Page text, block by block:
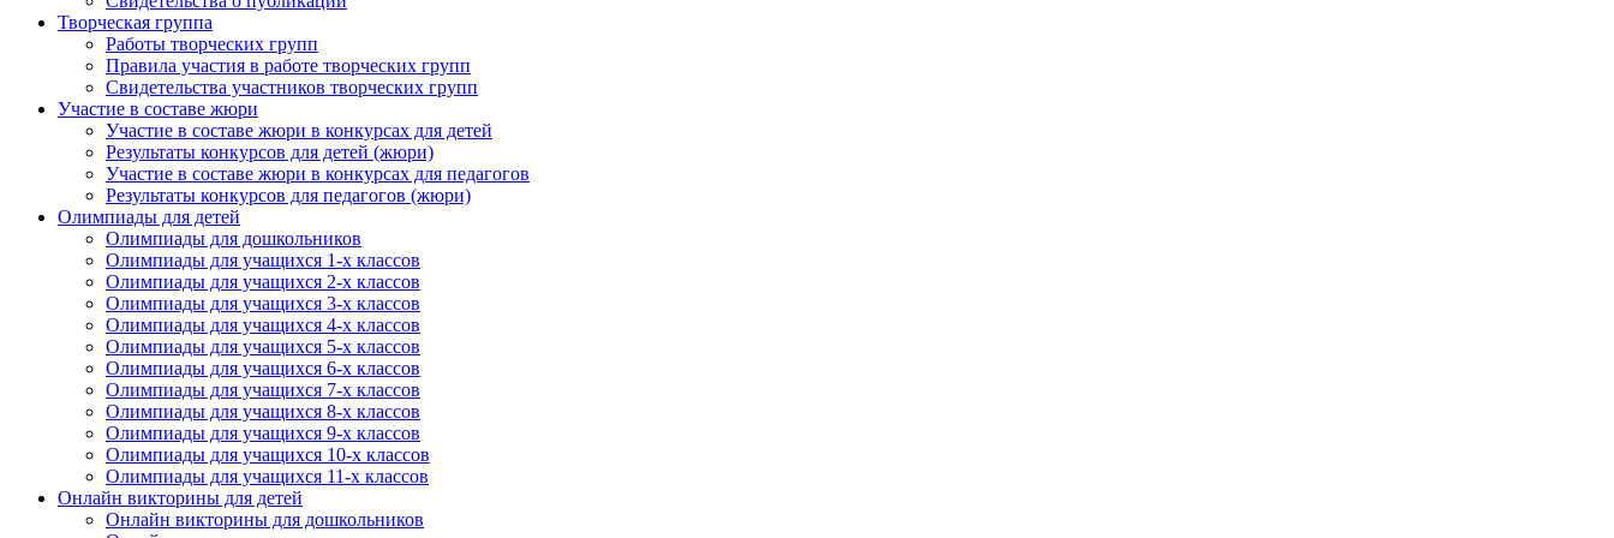
Творческая группа
Работы творческих групп
Правила участия в работе творческих групп
Свидетельства участников творческих групп
Участие в составе жюри
Участие в составе жюри в конкурсах для детей
Результаты конкурсов для детей (жюри)
Участие в составе жюри в конкурсах для педагогов
Результаты конкурсов для педагогов (жюри)
Олимпиады для детей
Олимпиады для дошкольников
Олимпиады для учащихся 1-х классов
Олимпиады для учащихся 2-х классов
Олимпиады для учащихся 3-х классов
Олимпиады для учащихся 4-х классов
Олимпиады для учащихся 5-х классов
Олимпиады для учащихся 6-х классов
Олимпиады для учащихся 7-х классов
Олимпиады для учащихся 8-х классов
Олимпиады для учащихся 9-х классов
Олимпиады для учащихся 10-х классов
Олимпиады для учащихся 11-х классов
Онлайн викторины для детей
Онлайн викторины для дошкольников